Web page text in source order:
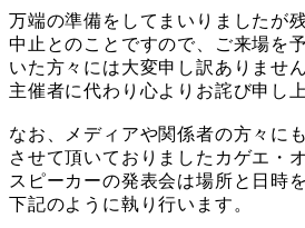
万端の準備をしてまいりましたが
中止とのことですので、ご来場を
いた方々には大変申し訳ありませ
主催者に代わり心よりお詫び申し
なお、メディアや関係者の方々に
させて頂いておりましたカゲエ・
スピーカーの発表会は場所と日時
下記のように執り行います。